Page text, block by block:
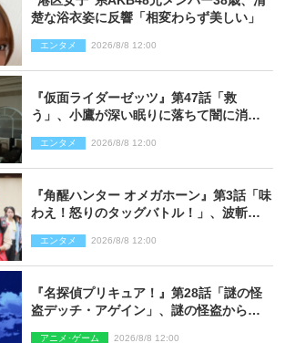
楚な浴衣姿に反響「相変わらず美しい」
エンタメ 2026/8/8 12:00
『仮面ライダーゼッツ』第47話「救
う」、小鷹が深い眠りに落ちて闇に消え
エンタメ 2026/8/8 12:00
『角醒ハンター オメガホーン』第3話「味
わえ！怒りのタッグバトル！」、波斬の
エンタメ 2026/8/8 12:00
『名探偵プリキュア！』第28話「謎の怪
盗デッチ・アゲイン」、謎の怪盗から不
アニメ･ゲーム 2026/8/8 12:00